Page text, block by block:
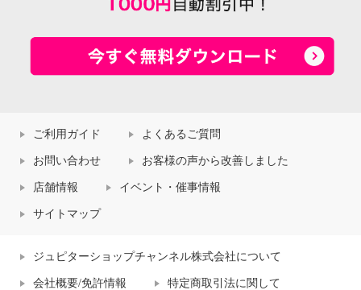
ご利用ガイド よくあるご質問
お問い合わせ お客様の声から改善しました
店舗情報 イベント・催事情報
サイトマップ
ジュピターショップチャンネル株式会社について
会社概要/免許情報 特定商取引法に関して